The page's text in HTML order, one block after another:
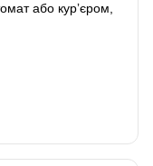
або курʼєром,